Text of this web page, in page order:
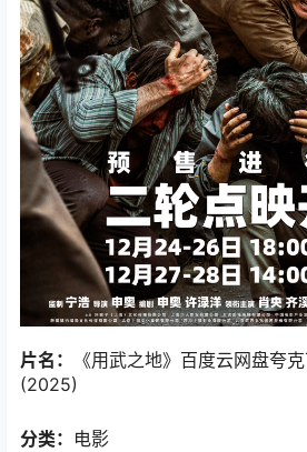
片名：
《用武之地》百度云网盘夸
(2025)
分类： 电影